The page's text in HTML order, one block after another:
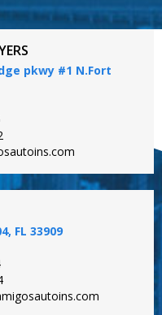
pkwy #1 N.Fort
FL 33909